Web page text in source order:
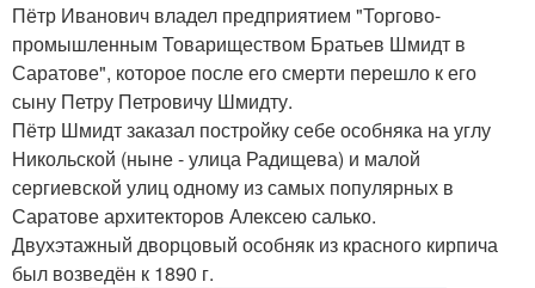
Пётр Иванович владел предприятием "Торгово-
промышленным Товариществом Братьев Шмидт в
Саратове", которое после его смерти перешло к его
сыну Петру Петровичу Шмидту.
Пётр Шмидт заказал постройку себе особняка на углу
Никольской (ныне - улица Радищева) и малой
сергиевской улиц одному из самых популярных в
Саратове архитекторов Алексею салько.
Двухэтажный дворцовый особняк из красного кирпича
был возведён к 1890 г.